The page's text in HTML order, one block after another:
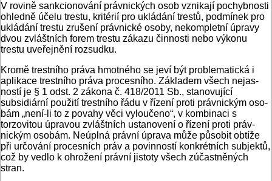
V rovině sankcionování právnických osob vznikají pochybnosti
ohledně účelu trestu, kritérií pro ukládání trestů, pod­mínek pro
ukládání trestu zrušení práv­nické osoby, nekompletní úpravy
dvou zvláštních forem trestu zákazu činnosti nebo výkonu
trestu uveřejnění rozsudku.
Kromě trestního práva hmotného se je­ví být problematická i
aplikace trestního práva procesního. Základem všech nejas­
ností je § 1 odst. 2 zákona č. 418/2011 Sb., stanovující
subsidiární použití trestního řádu v řízení proti právnickým oso­
bám „není-li to z povahy věci vylouče­no“, v kombinaci s
torzovitou úpravou zvláštních ustanovení o řízení proti práv­
nickým osobám. Neúplná právní úprava může působit obtíže
při určování proces­ních práv a povinností konkrétních sub­jektů,
což by vedlo k ohrožení právní jis­toty všech zúčastněných
stran.